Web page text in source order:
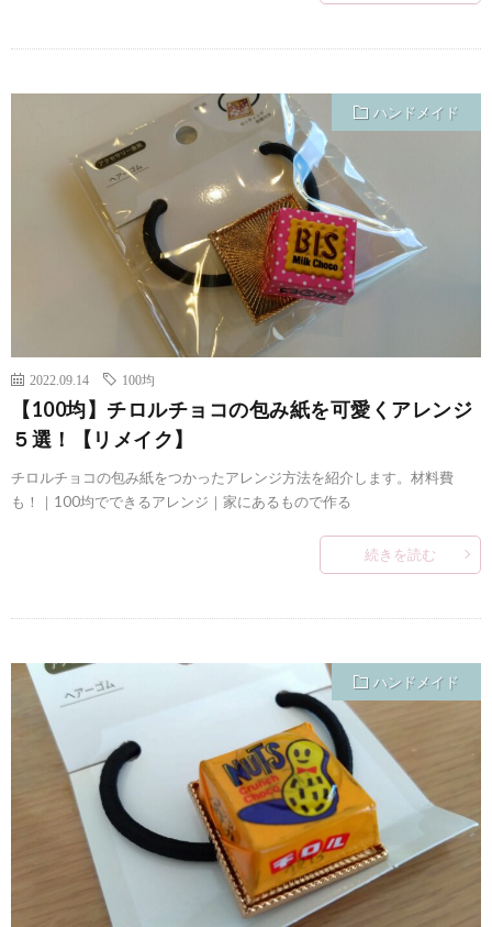
ハンドメイド
2022.09.14 100均
【100均】チロルチョコの包み紙を可愛くアレンジ
５選！【リメイク】
チロルチョコの包み紙をつかったアレンジ方法を紹介します。材料費
も！｜100均でできるアレンジ｜家にあるもので作る
続きを読む
ハンドメイド